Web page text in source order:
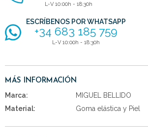
L-V 10:00h - 18:30h
ESCRÍBENOS POR WHATSAPP
+34 683 185 759
L-V 10:00h - 18:30h
MÁS INFORMACIÓN
Marca:
MIGUEL BELLIDO
Material:
Goma elástica y Piel